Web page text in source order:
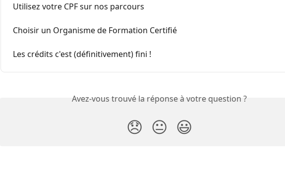
Utilisez votre CPF sur nos parcours
Choisir un Organisme de Formation Certifié
Les crédits c'est (définitivement) fini !
Avez-vous trouvé la réponse à votre question ?
😞 😐 😃